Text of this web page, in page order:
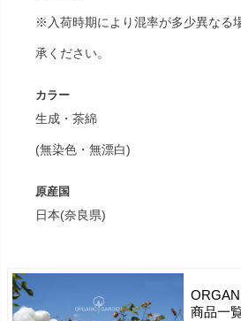
※入荷時期により混率が多少異なる
承ください。
カラー
生成・茶綿
(無染色・無漂白)
原産国
日本(奈良県)
商品一